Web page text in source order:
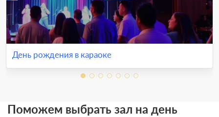
День рождения в караоке
Поможем выбрать зал на день